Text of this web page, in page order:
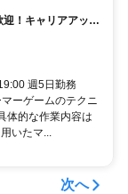
迎！キャリアアップ
週5日勤務
ーゲームのテクニ
体的な作業内容は
いたマ...
次へ